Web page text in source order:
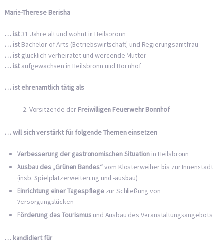
Marie-Therese Berisha
… ist31 Jahre alt und wohnt in Heilsbronn
… istBachelor of Arts (Betriebswirtschaft) und Regierungsamtfrau
… istglücklich verheiratet und werdende Mutter
… istaufgewachsen in Heilsbronn und Bonnhof
… ist ehrenamtlich tätig als
Vorsitzende der Freiwilligen Feuerwehr Bonnhof
… will sich verstärkt für folgende Themen einsetzen
Verbesserung der gastronomischen Situation in Heilsbronn
Ausbau des „Grünen Bandes“vom Klosterweiher bis zur Innenstadt
(insb. Spielplatzerweiterung und -ausbau)
Einrichtung einer Tagespflege zur Schließung von
Versorgungslücken
Förderung des Tourismus und Ausbau des Veranstaltungsangebots
… kandidiert für